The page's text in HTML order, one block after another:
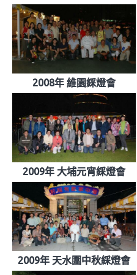
2008年 維園綵燈會
2009年 大埔元宵綵燈會
2009年 天水圍中秋綵燈會